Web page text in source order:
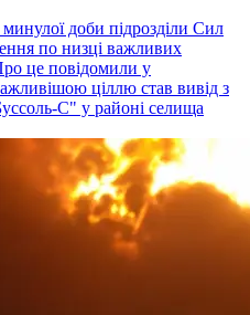
доби підрозділи Сил
по низці важливих
це повідомили у
ціллю став вивід з
С" у районі селища